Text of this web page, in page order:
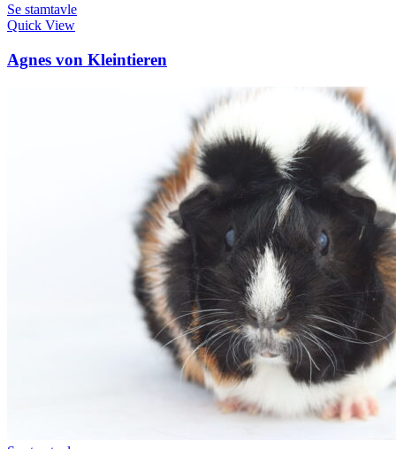
Se stamtavle
Quick View
Agnes von Kleintieren